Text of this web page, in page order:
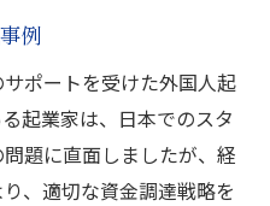
例
ポートを受けた外国人起
起業家は、日本でのスタ
題に直面しましたが、経
、適切な資金調達戦略を